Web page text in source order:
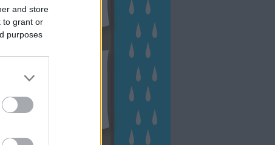
and store
to grant or
purposes